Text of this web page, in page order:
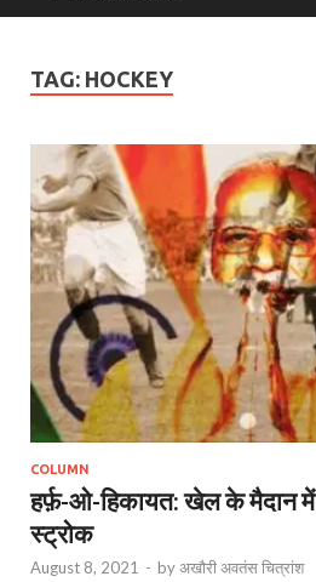
TAG: HOCKEY
COLUMN
हर्फ़-ओ-हिकायत: खेल के मैदान में
स्ट्रोक
August 8, 2021 - byअखौरी अवतंस चित्रांश